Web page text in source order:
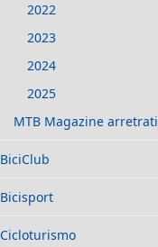
2022
2023
2024
2025
MTB Magazine arretrati
BiciClub
Bicisport
Cicloturismo